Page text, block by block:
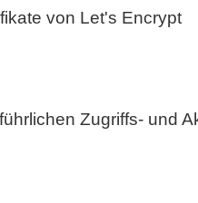
von Let's Encrypt
Zugriffs- und